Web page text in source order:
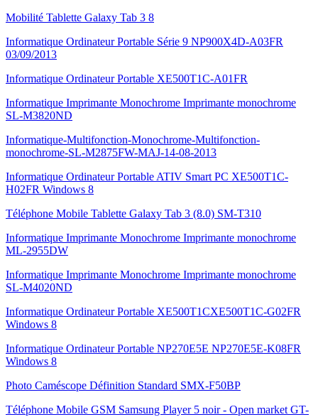
Mobilité Tablette Galaxy Tab 3 8
Informatique Ordinateur Portable Série 9 NP900X4D-A03FR
03/09/2013
Informatique Ordinateur Portable XE500T1C-A01FR
Informatique Imprimante Monochrome Imprimante monochrome
SL-M3820ND
Informatique-Multifonction-Monochrome-Multifonction-
monochrome-SL-M2875FW-MAJ-14-08-2013
Informatique Ordinateur Portable ATIV Smart PC XE500T1C-
H02FR Windows 8
Téléphone Mobile Tablette Galaxy Tab 3 (8.0) SM-T310
Informatique Imprimante Monochrome Imprimante monochrome
ML-2955DW
Informatique Imprimante Monochrome Imprimante monochrome
SL-M4020ND
Informatique Ordinateur Portable XE500T1CXE500T1C-G02FR
Windows 8
Informatique Ordinateur Portable NP270E5E NP270E5E-K08FR
Windows 8
Photo Caméscope Définition Standard SMX-F50BP
Téléphone Mobile GSM Samsung Player 5 noir - Open market GT-